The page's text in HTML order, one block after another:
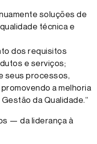
soluções de
técnica e
dos requisitos
e serviços;
seus processos,
a melhoria
da Qualidade.”
— da liderança à